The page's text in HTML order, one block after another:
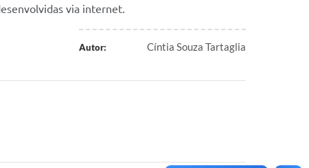
via internet.
Autor: Cíntia Souza Tartaglia